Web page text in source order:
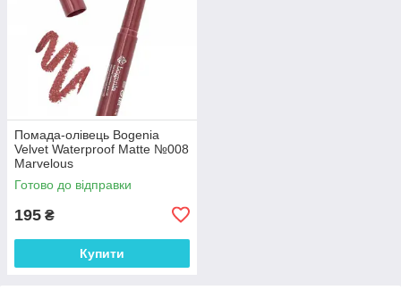
Помада-олівець Bogenia
Velvet Waterproof Matte №008
Marvelous
Готово до відправки
195 ₴
Купити